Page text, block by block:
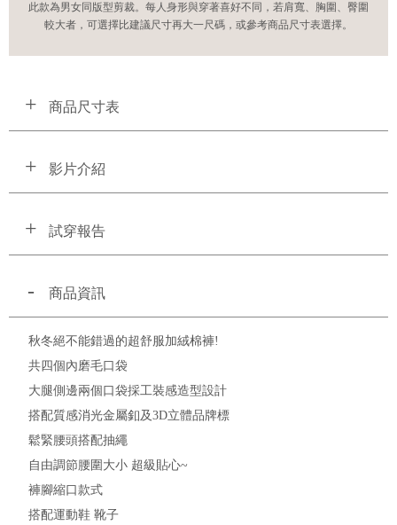
此款為男女同版型剪裁。每人身形與穿著喜好不同，若肩寬、胸圍、臀圍
較大者，可選擇比建議尺寸再大一尺碼，或參考商品尺寸表選擇。
商品尺寸表
影片介紹
試穿報告
商品資訊
秋冬絕不能錯過的超舒服加絨棉褲!
共四個內磨毛口袋
大腿側邊兩個口袋採工裝感造型設計
搭配質感消光金屬釦及3D立體品牌標
鬆緊腰頭搭配抽繩
自由調節腰圍大小 超級貼心~
褲腳縮口款式
搭配運動鞋 靴子